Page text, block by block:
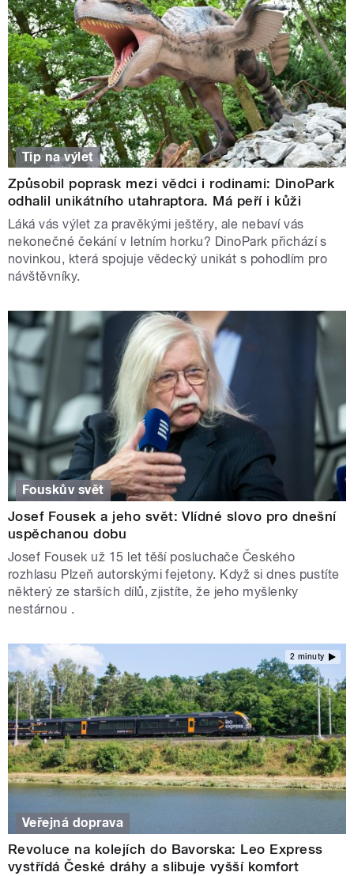
Tip na výlet
Způsobil poprask mezi vědci i rodinami: DinoPark
odhalil unikátního utahraptora. Má peří i kůži
Láká vás výlet za pravěkými ještěry, ale nebaví vás
nekonečné čekání v letním horku? DinoPark přichází s
novinkou, která spojuje vědecký unikát s pohodlím pro
návštěvníky.
Fouskův svět
Josef Fousek a jeho svět: Vlídné slovo pro dnešní
uspěchanou dobu
Josef Fousek už 15 let těší posluchače Českého
rozhlasu Plzeň autorskými fejetony. Když si dnes pustíte
některý ze starších dílů, zjistíte, že jeho myšlenky
nestárnou .
2 minuty
Veřejná doprava
Revoluce na kolejích do Bavorska: Leo Express
vystřídá České dráhy a slibuje vyšší komfort